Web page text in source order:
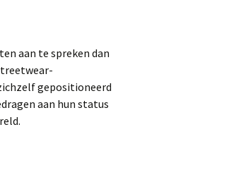
aan te spreken dan
gepositioneerd
aan hun status